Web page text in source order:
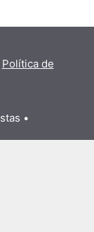
Política de
•